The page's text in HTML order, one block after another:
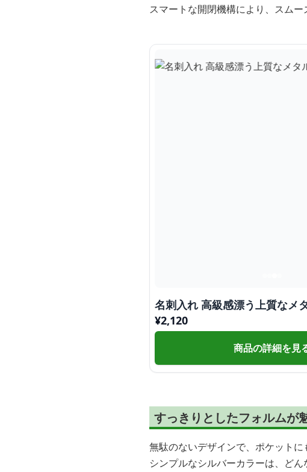
スマートな開閉機構により、スムー
名刺入れ 高級感漂う上質なメ
¥2,120
商品の詳細を見
すっきりとしたフォルムが
無駄のないデザインで、ポケットに
シンプルなシルバーカラーは、どん